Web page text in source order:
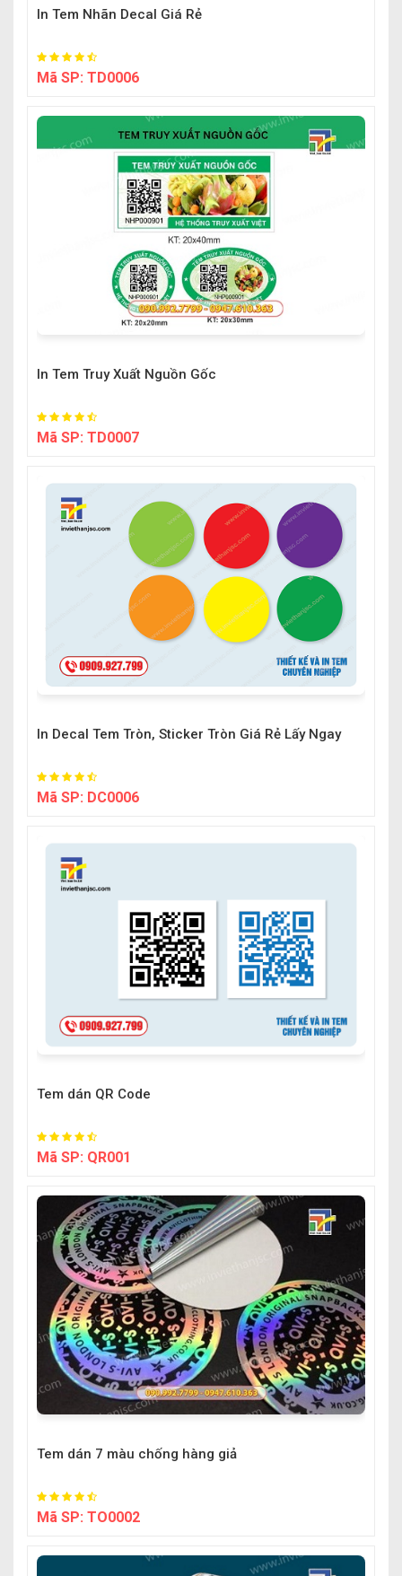
In Tem Nhãn Decal Giá Rẻ
Mã SP: TD0006
In Tem Truy Xuất Nguồn Gốc
Mã SP: TD0007
In Decal Tem Tròn, Sticker Tròn Giá Rẻ Lấy Ngay
Mã SP: DC0006
Tem dán QR Code
Mã SP: QR001
Tem dán 7 màu chống hàng giả
Mã SP: TO0002